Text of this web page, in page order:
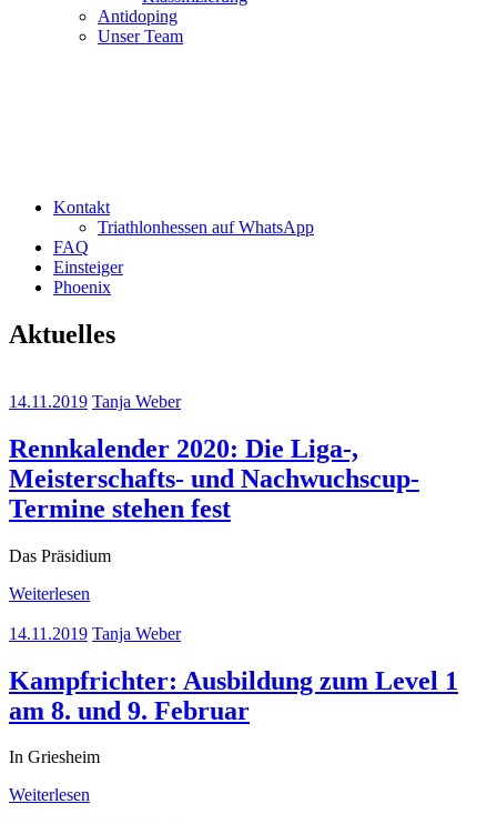
Antidoping
Unser Team
Kontakt
Triathlonhessen auf WhatsApp
FAQ
Einsteiger
Phoenix
Aktuelles
14.11.2019 Tanja Weber
Rennkalender 2020: Die Liga-,
Meisterschafts- und Nachwuchscup-
Termine stehen fest
Das Präsidium
Weiterlesen
14.11.2019 Tanja Weber
Kampfrichter: Ausbildung zum Level 1
am 8. und 9. Februar
In Griesheim
Weiterlesen